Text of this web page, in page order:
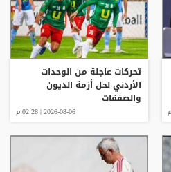
تحركات عاجلة من الوحدات
الأردني لحل أزمة الديون
والصفقات
2026-08-06 | 02:28 م